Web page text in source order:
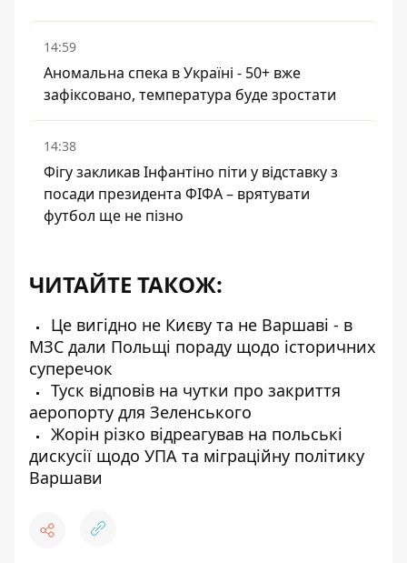
14:59
Аномальна спека в Україні - 50+ вже
зафіксовано, температура буде зростати
14:38
Фігу закликав Інфантіно піти у відставку з
посади президента ФІФА – врятувати
футбол ще не пізно
ЧИТАЙТЕ ТАКОЖ:
Це вигідно не Києву та не Варшаві - в
МЗС дали Польщі пораду щодо історичних
суперечок
Туск відповів на чутки про закриття
аеропорту для Зеленського
Жорін різко відреагував на польські
дискусії щодо УПА та міграційну політику
Варшави